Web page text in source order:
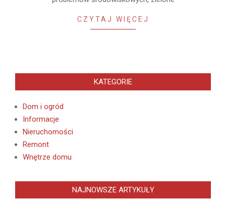
CZYTAJ WIĘCEJ
KATEGORIE
Dom i ogród
Informacje
Nieruchomości
Remont
Wnętrze domu
NAJNOWSZE ARTYKUŁY